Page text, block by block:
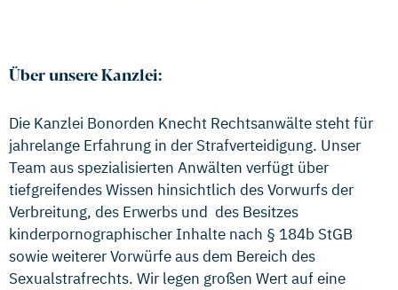
Über unsere Kanzlei:
Die Kanzlei Bonorden Knecht Rechtsanwälte steht für
jahrelange Erfahrung in der Strafverteidigung. Unser
Team aus spezialisierten Anwälten verfügt über
tiefgreifendes Wissen hinsichtlich des Vorwurfs der
Verbreitung, des Erwerbs und des Besitzes
kinderpornographischer Inhalte nach § 184b StGB
sowie weiterer Vorwürfe aus dem Bereich des
Sexualstrafrechts. Wir legen großen Wert auf eine